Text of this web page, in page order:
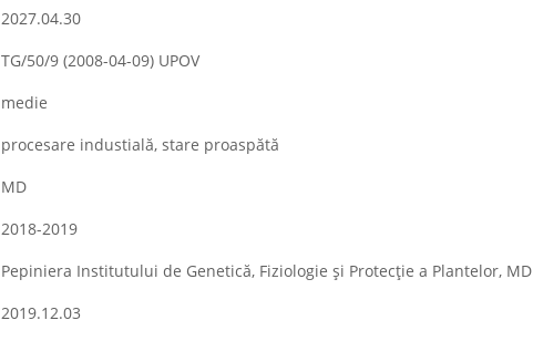
2027.04.30
TG/50/9 (2008-04-09) UPOV
medie
procesare industială, stare proaspătă
MD
2018-2019
Pepiniera Institutului de Genetică, Fiziologie şi Protecţie a Plantelor, MD
2019.12.03